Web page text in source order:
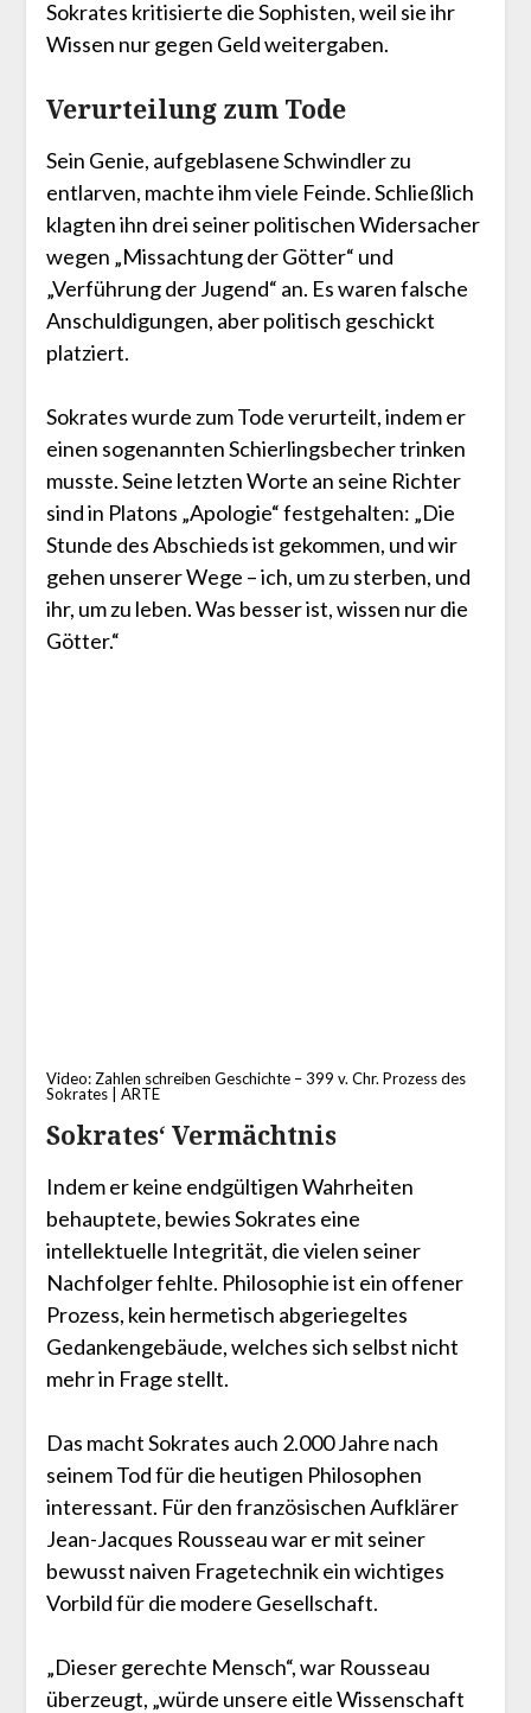
Sokrates kritisierte die Sophisten, weil sie ihr
Wissen nur gegen Geld weitergaben.
Verurteilung zum Tode
Sein Genie, aufgeblasene Schwindler zu
entlarven, machte ihm viele Feinde. Schließlich
klagten ihn drei seiner politischen Widersacher
wegen „Missachtung der Götter“ und
„Verführung der Jugend“ an. Es waren falsche
Anschuldigungen, aber politisch geschickt
platziert.
Sokrates wurde zum Tode verurteilt, indem er
einen sogenannten Schierlingsbecher trinken
musste. Seine letzten Worte an seine Richter
sind in Platons „Apologie“ festgehalten: „Die
Stunde des Abschieds ist gekommen, und wir
gehen unserer Wege – ich, um zu sterben, und
ihr, um zu leben. Was besser ist, wissen nur die
Götter.“
Video: Zahlen schreiben Geschichte – 399 v. Chr. Prozess des
Sokrates | ARTE
Sokrates‘ Vermächtnis
Indem er keine endgültigen Wahrheiten
behauptete, bewies Sokrates eine
intellektuelle Integrität, die vielen seiner
Nachfolger fehlte. Philosophie ist ein offener
Prozess, kein hermetisch abgeriegeltes
Gedankengebäude, welches sich selbst nicht
mehr in Frage stellt.
Das macht Sokrates auch 2.000 Jahre nach
seinem Tod für die heutigen Philosophen
interessant. Für den französischen Aufklärer
Jean-Jacques Rousseau war er mit seiner
bewusst naiven Fragetechnik ein wichtiges
Vorbild für die modere Gesellschaft.
„Dieser gerechte Mensch“, war Rousseau
überzeugt, „würde unsere eitle Wissenschaft